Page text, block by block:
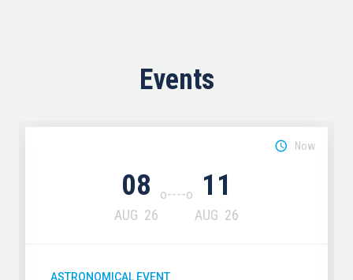
Events
08
AUG 26
11
AUG 26
Now
ASTRONOMICAL EVENT